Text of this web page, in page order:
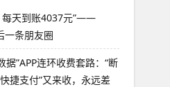
每天到账4037元”——
一条朋友圈
据”APP连环收费套路：“断
捷支付”又来收，永远差